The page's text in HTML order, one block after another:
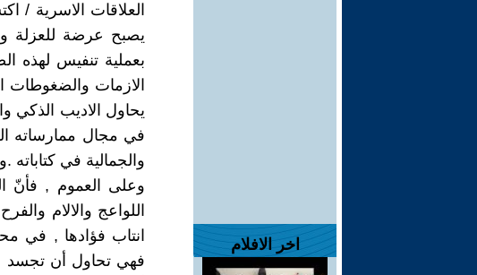
اخر الافلام
العلاقات الاسرية /
يصبح عرضة للعزلة
بعملية تنفيس لهذه
الازمات والضغوطات
يحاول الاديب الذكي
في مجال ممارساته
والجمالية في
وعلى العموم , فأنّ
اللواعج والالام
انتاب فؤادها , في
فهي تحاول أن تجسد